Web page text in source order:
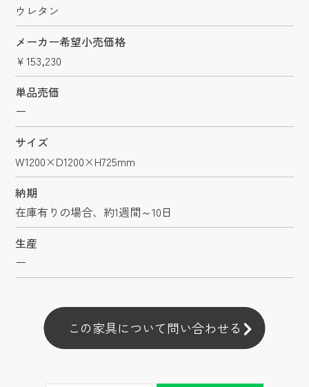
ウレタン
メーカー希望小売価格
￥153,230
単品売価
ー
サイズ
W1200×D1200×H725mm
納期
在庫有りの場合、約1週間～10日
生産
ー
この家具について問い合わせる